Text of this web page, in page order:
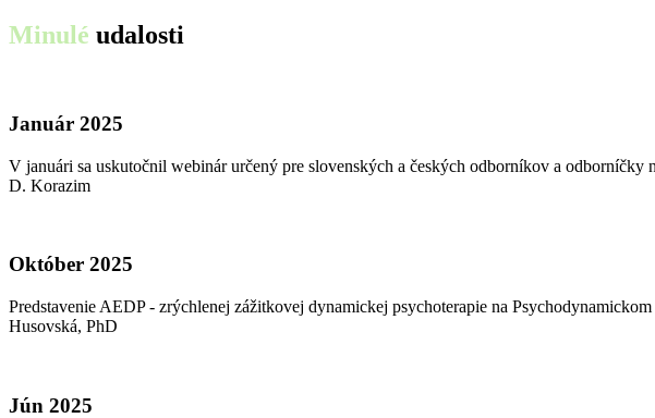
Minulé udalosti
Január 2025
V januári sa uskutočnil webinár určený pre slovenských a českých odborníkov a odborníčky
D. Korazim
Október 2025
Predstavenie AEDP - zrýchlenej zážitkovej dynamickej psychoterapie na
Husovská, PhD
Jún 2025